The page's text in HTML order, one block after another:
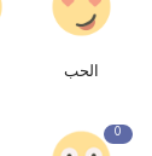
الحب
0